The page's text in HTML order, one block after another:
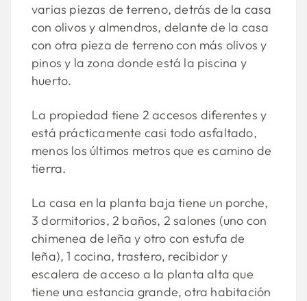
varias piezas de terreno, detrás de la casa
con olivos y almendros, delante de la casa
con otra pieza de terreno con más olivos y
pinos y la zona donde está la piscina y
huerto.
La propiedad tiene 2 accesos diferentes y
está prácticamente casi todo asfaltado,
menos los últimos metros que es camino de
tierra.
La casa en la planta baja tiene un porche,
3 dormitorios, 2 baños, 2 salones (uno con
chimenea de leña y otro con estufa de
leña), 1 cocina, trastero, recibidor y
escalera de acceso a la planta alta que
tiene una estancia grande, otra habitación